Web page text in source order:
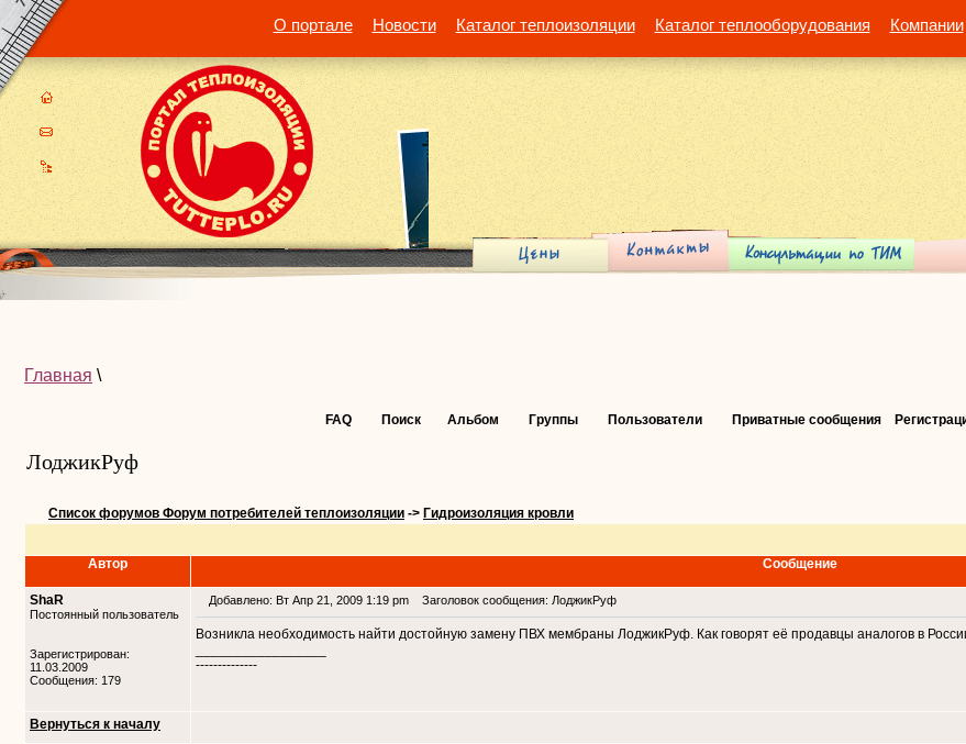
О портале Новости Каталог теплоизоляции Каталог теплооборудования Компании
Главная \
FAQ Поиск Альбом Группы Пользователи Приватные сообщения
ЛоджикРуф
Список форумов Форум потребителей теплоизоляции -> Гидроизоляция кровли
Автор
Сообщение
ShaR
Постоянный пользователь
Зарегистрирован:
11.03.2009
Сообщения: 179
Добавлено: Вт Апр 21, 2009 1:19 pm Заголовок сообщения: ЛоджикРуф
Возникла необходимость найти достойную замену ПВХ мембраны ЛоджикРуф. Как говорят её продавцы аналогов в
--------------
Вернуться к началу